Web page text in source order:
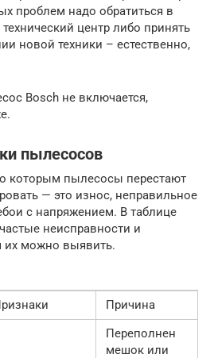
проблем надо обратиться в
центр либо принять
новой техники – естественно,
Bosch не включается,
пылесосов
которым пылесосы перестают
— это износ, неправильное
с напряжением. В таблице
неисправности и
их можно выявить.
Причина
Переполнен
мешок или